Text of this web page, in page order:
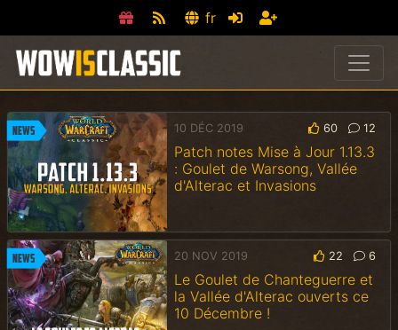
fr
News 10 DÉC 2019 60 12
Patch notes Mise à Jour 1.13.3
: Goulet de Warsong, Vallée
d'Alterac et Invasions
News 20 NOV 2019 22 6
Le Goulet de Chanteguerre et
la Vallée d'Alterac ouverts ce
10 Décembre !